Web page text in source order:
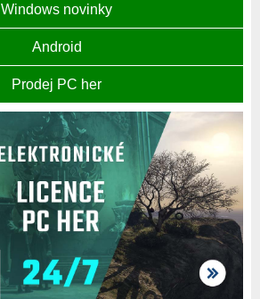
Windows novinky
Android
Prodej PC her